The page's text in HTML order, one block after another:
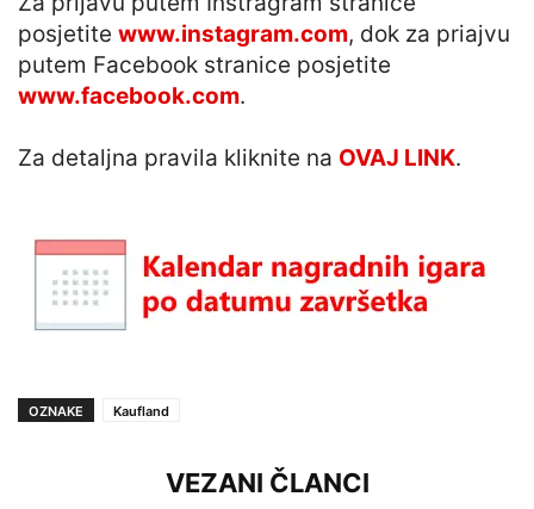
posjetite www.instagram.com, dok za priajvu
putem Facebook stranice posjetite
www.facebook.com.
Za detaljna pravila kliknite na OVAJ LINK.
OZNAKE Kaufland
VEZANI ČLANCI